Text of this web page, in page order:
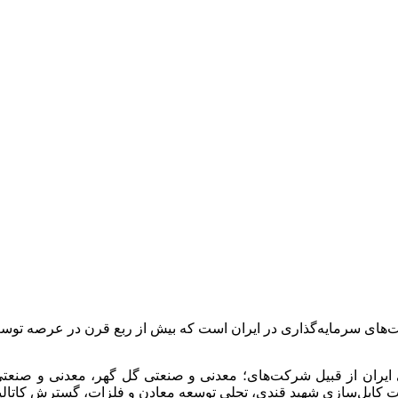
سرمایه‌گذاری در ایران است که بیش از ربع قرن در
از قبیل شرکت‌های؛ معدنی و صنعتی گل گهر، معدنی و
کابل‌سازی شهید قندی، تجلی توسعه معادن و فلزات، گسترش